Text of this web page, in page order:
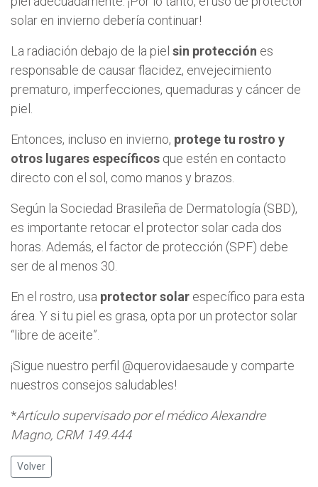
solar en invierno debería continuar!
La radiación debajo de la piel sin protección es
responsable de causar flacidez, envejecimiento
prematuro, imperfecciones, quemaduras y cáncer de
piel.
Entonces, incluso en invierno, protege tu rostro y
otros lugares específicos que estén en contacto
directo con el sol, como manos y brazos.
Según la Sociedad Brasileña de Dermatología (SBD),
es importante retocar el protector solar cada dos
horas. Además, el factor de protección (SPF) debe
ser de al menos 30.
En el rostro, usa protector solar específico para esta
área. Y si tu piel es grasa, opta por un protector solar
“libre de aceite”.
¡Sigue nuestro perfil @querovidaesaude y comparte
nuestros consejos saludables!
*Artículo supervisado por el médico Alexandre
Magno, CRM 149.444
Volver